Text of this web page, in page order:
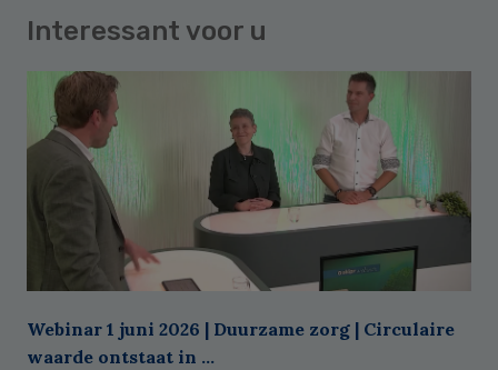
Interessant voor u
Webinar 1 juni 2026 | Duurzame zorg | Circulaire
waarde ontstaat in ...